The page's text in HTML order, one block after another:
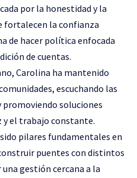
por la honestidad y la
fortalecen la confianza
de hacer política enfocada
de cuentas.
Carolina ha mantenido
escuchando las
promoviendo soluciones
y el trabajo constante.
pilares fundamentales en
puentes con distintos
gestión cercana a la